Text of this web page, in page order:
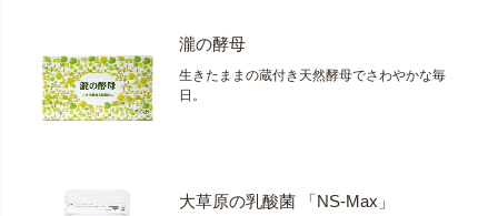
瀧の酵母
生きたままの蔵付き天然酵母でさわやかな毎
日。
大草原の乳酸菌 「NS-Max」